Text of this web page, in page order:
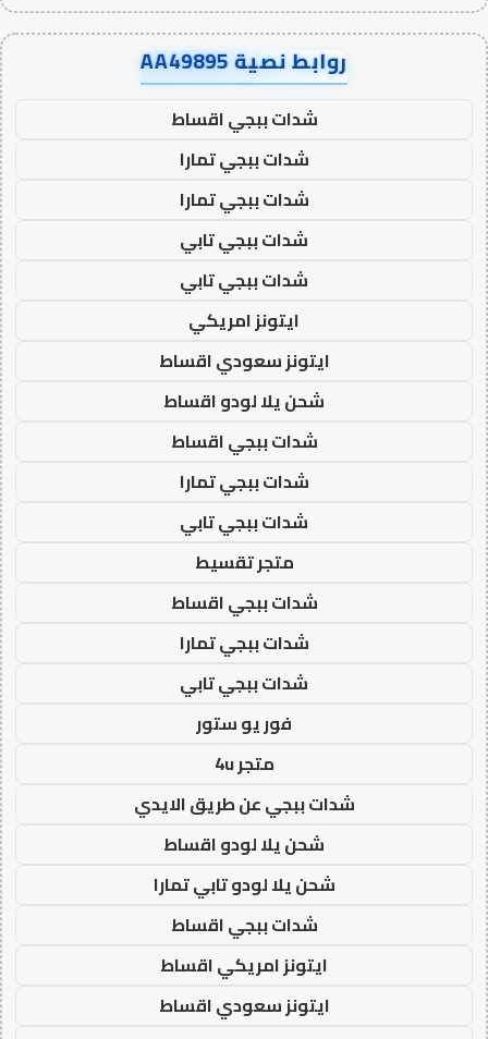
روابط نصية AA49895
شدات ببجي اقساط
شدات ببجي تمارا
شدات ببجي تمارا
شدات ببجي تابي
شدات ببجي تابي
ايتونز امريكي
ايتونز سعودي اقساط
شحن يلا لودو اقساط
شدات ببجي اقساط
شدات ببجي تمارا
شدات ببجي تابي
متجر تقسيط
شدات ببجي اقساط
شدات ببجي تمارا
شدات ببجي تابي
فور يو ستور
متجر 4u
شدات ببجي عن طريق الايدي
شحن يلا لودو اقساط
شحن يلا لودو تابي تمارا
شدات ببجي اقساط
ايتونز امريكي اقساط
ايتونز سعودي اقساط